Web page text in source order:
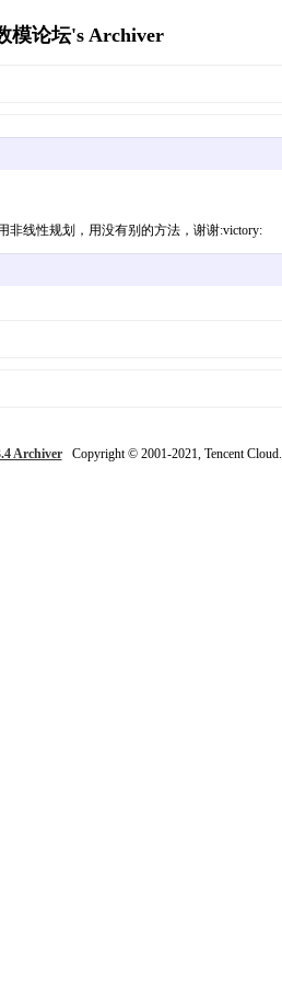
模论坛's Archiver
线性规划，用没有别的方法，谢谢:victory:
ArchiverCopyright © 2001-2021, Tencent Cloud.